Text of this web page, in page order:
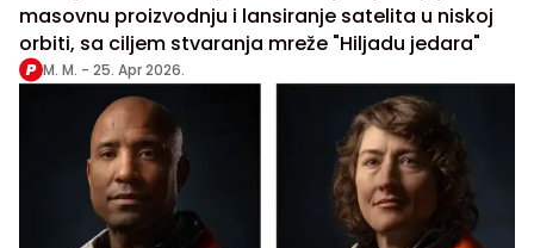
masovnu proizvodnju i lansiranje satelita u niskoj
orbiti, sa ciljem stvaranja mreže "Hiljadu jedara"
M. M. - 25. Apr 2026.